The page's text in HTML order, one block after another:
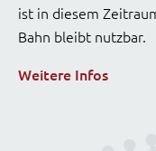
ist in diesem
Bahn bleibt nutzbar.
Weitere Infos